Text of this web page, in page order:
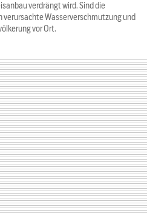
verdrängt wird. Sind die
Wasserverschmutzung und
vor Ort.